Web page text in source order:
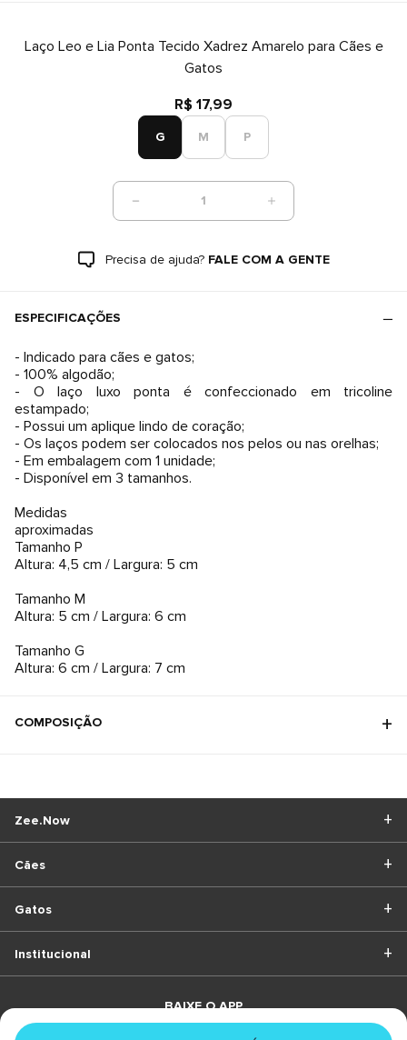
Laço Leo e Lia Ponta Tecido Xadrez Amarelo para Cães e
Gatos
R$ 17,99
G M P
1
Precisa de ajuda? FALE COM A GENTE
ESPECIFICAÇÕES
- Indicado para cães e gatos;
- 100% algodão;
- O laço luxo ponta é confeccionado em tricoline
estampado;
- Possui um aplique lindo de coração;
- Os laços podem ser colocados nos pelos ou nas orelhas;
- Em embalagem com 1 unidade;
- Disponível em 3 tamanhos.
Medidas
aproximadas
Tamanho P
Altura: 4,5 cm / Largura: 5 cm
Tamanho M
Altura: 5 cm / Largura: 6 cm
Tamanho G
Altura: 6 cm / Largura: 7 cm
COMPOSIÇÃO
Cães
Gatos
Zee.Now
Institucional
BAIXE O APP